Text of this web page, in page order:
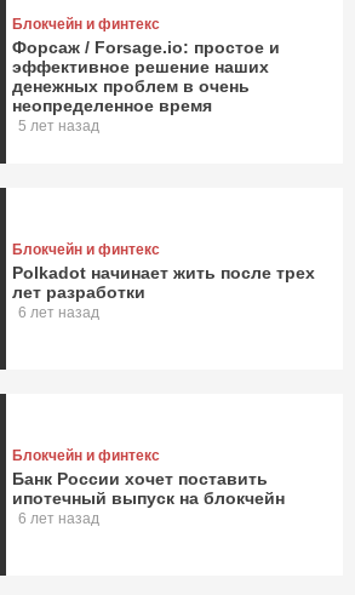
Блокчейн и финтекс
Форсаж / Forsage.io: простое и
эффективное решение наших
денежных проблем в очень
неопределенное время
5 лет назад
Блокчейн и финтекс
Polkadot начинает жить после трех
лет разработки
6 лет назад
Блокчейн и финтекс
Банк России хочет поставить
ипотечный выпуск на блокчейн
6 лет назад